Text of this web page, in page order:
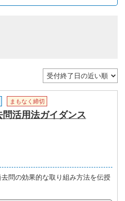
まもなく締切
問活用法ガイダンス
問の効果的な取り組み方法を伝授